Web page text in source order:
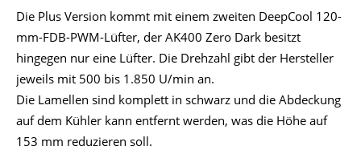
Die Plus Version kommt mit einem zweiten DeepCool 120-
mm-FDB-PWM-Lüfter, der AK400 Zero Dark besitzt
hingegen nur eine Lüfter. Die Drehzahl gibt der Hersteller
jeweils mit 500 bis 1.850 U/min an.
Die Lamellen sind komplett in schwarz und die Abdeckung
auf dem Kühler kann entfernt werden, was die Höhe auf
153 mm reduzieren soll.